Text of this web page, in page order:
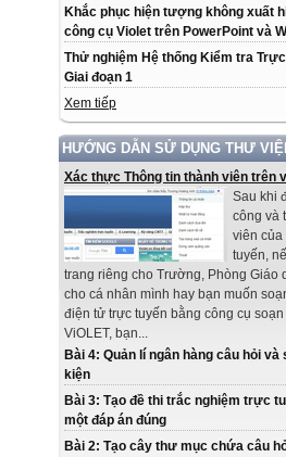
Khắc phục hiện tượng không xuất
công cụ Violet trên PowerPoint và
Thử nghiệm Hệ thống Kiểm tra
Giai đoạn 1
Xem tiếp
HƯỚNG DẪN SỬ DỤNG THƯ
Xác thực Thông tin thành viên trên
Sau khi
công và
viên
tuyến,
trang riêng cho Trường, Phòng Giáo
cho cá nhân mình hay bạn muốn
điện tử trực tuyến bằng công cụ
ViOLET, bạn...
Bài 4: Quản lí ngân hàng câu hỏi và
kiện
Bài 3: Tạo đề thi trắc nghiệm trực
một đáp án đúng
Bài 2: Tạo cây thư mục chứa câu